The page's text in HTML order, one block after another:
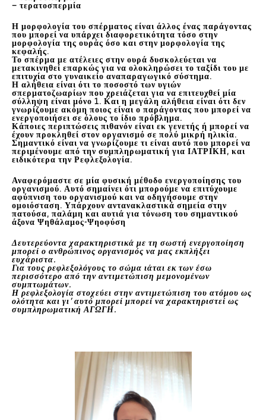
– τερατοσπερμία
Η μορφολογία του σπέρματος είναι άλλος ένας παράγοντας
που μπορεί να υπάρχει διαφορετικότητα τόσο στην
μορφολογία της ουράς όσο και στην μορφολογία της
κεφαλής.
Το σπέρμα με ατέλειες στην ουρά δυσκολεύεται να
μετακινηθεί επαρκώς για να ολοκληρώσει το ταξίδι του με
επιτυχία στο γυναικείο αναπαραγωγικό σύστημα.
Η αλήθεια είναι ότι το ποσοστό των υγιών
σπερματοζωαρίων που χρειάζεται για να επιτευχθεί μία
σύλληψη είναι μόνο 1. Και η μεγάλη αλήθεια είναι ότι δεν
γνωρίζουμε ακόμη ποιος είναι ο παράγοντας που μπορεί να
ενεργοποιήσει σε όλους το ίδιο πρόβλημα.
Κάποιες περιπτώσεις πιθανόν είναι εκ γενετής ή μπορεί να
έχουν προκληθεί στον οργανισμό σε πολύ μικρή ηλικία.
Σημαντικό είναι να γνωρίζουμε τι είναι αυτό που μπορεί να
περιμένουμε από την συμπληρωματική για ΙΑΤΡΙΚΗ, και
ειδικότερα την Ρεφλεξολογία.
Αναφερόμαστε σε μία φυσική μέθοδο ενεργοποίησης του
οργανισμού. Αυτό σημαίνει ότι μπορούμε να επιτύχουμε
αφύπνιση του οργανισμού και να οδηγήσουμε στην
ομοιόσταση. Υπάρχουν αντανακλαστικά σημεία στην
πατούσα, παλάμη και αυτιά για τόνωση του σημαντικού
άξονα Ψηθάλαμος-Ψηοφύση
Δευτερεύοντα χαρακτηριστικά με τη σωστή ενεργοποίηση
μπορεί ο ανθρώπινος οργανισμός να μας εκπλήξει
ευχάριστα.
Για τους ρεφλεξολόγους το σώμα ιάται εκ των έσω
περισσότερο από την αντιμετώπιση μεμονομένων
συμπτωμάτων.
Η ρεφλεξολογία στοχεύει στην αντιμετώπιση του ατόμου ως
ολότητα και γι’ αυτό μπορεί μπορεί να χαρακτηριστεί ως
συμπληρωματική ΑΓΩΓΗ.